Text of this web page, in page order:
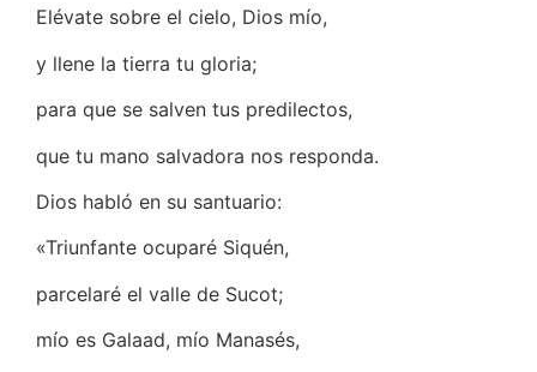
Elévate sobre el cielo, Dios mío,
y llene la tierra tu gloria;
para que se salven tus predilectos,
que tu mano salvadora nos responda.
Dios habló en su santuario:
«Triunfante ocuparé Siquén,
parcelaré el valle de Sucot;
mío es Galaad, mío Manasés,